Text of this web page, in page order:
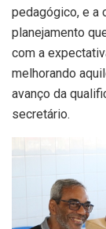
pedagógico, e a
planejamento
com a
melhorando
avanço da
secretário.